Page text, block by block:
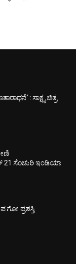
: ಸಾಕ್ಷ್ಯ ಚಿತ್ರ
ಸೆಂಚುರಿ ಇಂಡಿಯಾ
ಪ್ರಶಸ್ತಿ